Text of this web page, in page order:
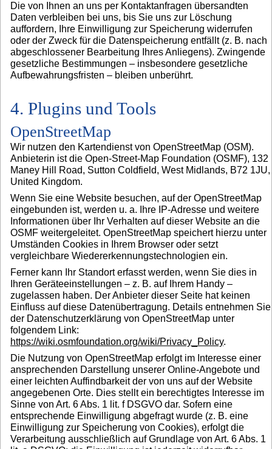
Die von Ihnen an uns per Kontaktanfragen übersandten
Daten verbleiben bei uns, bis Sie uns zur Löschung
auffordern, Ihre Einwilligung zur Speicherung widerrufen
oder der Zweck für die Datenspeicherung entfällt (z. B. nach
abgeschlossener Bearbeitung Ihres Anliegens). Zwingende
gesetzliche Bestimmungen – insbesondere gesetzliche
Aufbewahrungsfristen – bleiben unberührt.
4. Plugins und Tools
OpenStreetMap
Wir nutzen den Kartendienst von OpenStreetMap (OSM).
Anbieterin ist die Open-Street-Map Foundation (OSMF), 132
Maney Hill Road, Sutton Coldfield, West Midlands, B72 1JU,
United Kingdom.
Wenn Sie eine Website besuchen, auf der OpenStreetMap
eingebunden ist, werden u. a. Ihre IP-Adresse und weitere
Informationen über Ihr Verhalten auf dieser Website an die
OSMF weitergeleitet. OpenStreetMap speichert hierzu unter
Umständen Cookies in Ihrem Browser oder setzt
vergleichbare Wiedererkennungstechnologien ein.
Ferner kann Ihr Standort erfasst werden, wenn Sie dies in
Ihren Geräteeinstellungen – z. B. auf Ihrem Handy –
zugelassen haben. Der Anbieter dieser Seite hat keinen
Einfluss auf diese Datenübertragung. Details entnehmen Sie
der Datenschutzerklärung von OpenStreetMap unter
folgendem Link:
https://wiki.osmfoundation.org/wiki/Privacy_Policy.
Die Nutzung von OpenStreetMap erfolgt im Interesse einer
ansprechenden Darstellung unserer Online-Angebote und
einer leichten Auffindbarkeit der von uns auf der Website
angegebenen Orte. Dies stellt ein berechtigtes Interesse im
Sinne von Art. 6 Abs. 1 lit. f DSGVO dar. Sofern eine
entsprechende Einwilligung abgefragt wurde (z. B. eine
Einwilligung zur Speicherung von Cookies), erfolgt die
Verarbeitung ausschließlich auf Grundlage von Art. 6 Abs. 1